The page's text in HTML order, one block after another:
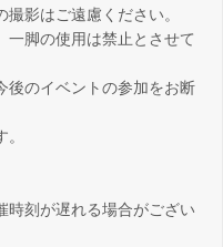
影はご遠慮ください。
一脚の使用は禁止とさせて
後のイベントの参加をお断
時刻が遅れる場合がござい